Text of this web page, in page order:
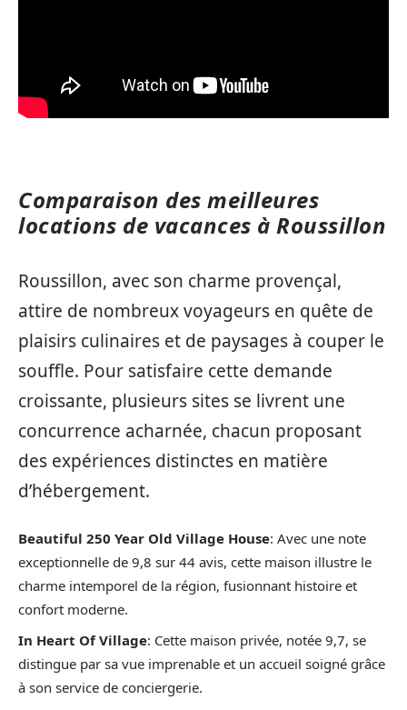
Comparaison des meilleures
locations de vacances à Roussillon
Roussillon, avec son charme provençal,
attire de nombreux voyageurs en quête de
plaisirs culinaires et de paysages à couper le
souffle. Pour satisfaire cette demande
croissante, plusieurs sites se livrent une
concurrence acharnée, chacun proposant
des expériences distinctes en matière
d’hébergement.
Beautiful 250 Year Old Village House: Avec une note
exceptionnelle de 9,8 sur 44 avis, cette maison illustre le
charme intemporel de la région, fusionnant histoire et
confort moderne.
In Heart Of Village: Cette maison privée, notée 9,7, se
distingue par sa vue imprenable et un accueil soigné grâce
à son service de conciergerie.